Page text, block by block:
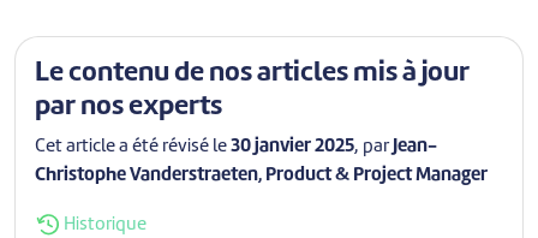
Le contenu de nos articles mis à jour
par nos experts
Cet article a été révisé le 30 janvier 2025, par Jean-
Christophe Vanderstraeten, Product & Project Manager
Historique